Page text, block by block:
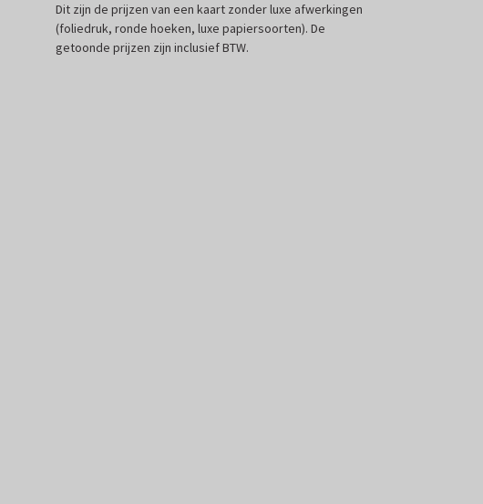
Dit zijn de prijzen van een kaart zonder luxe afwerkingen
(foliedruk, ronde hoeken, luxe papiersoorten). De
getoonde prijzen zijn inclusief BTW.